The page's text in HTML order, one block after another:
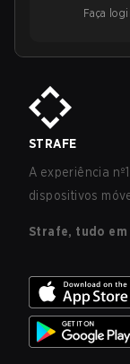
Faça
STRAFE
A experiência
dispositivos
Strafe, tudo em